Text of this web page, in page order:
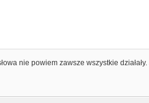
nie powiem zawsze wszystkie